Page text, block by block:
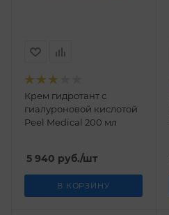
Крем гидротант с
гиалуроновой кислотой
Peel Medical 200 мл
5 940 руб./шт
В КОРЗИНУ